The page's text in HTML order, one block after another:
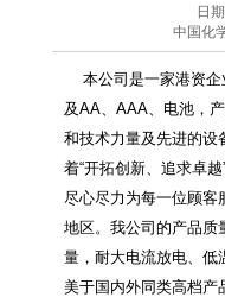
日
中国化
本公司是一家港资
及AA、AAA、电池，
和技术力量及先进的设
着“开拓创新、追求卓
尽心尽力为每一位顾客
地区。我公司的产品质
量，耐大电流放电、低
美于国内外同类高档产